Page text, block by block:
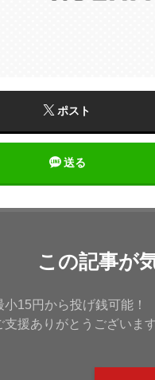
ポスト
送る
この記事が
小15円から投げ銭可能！
支援ありがとうございます